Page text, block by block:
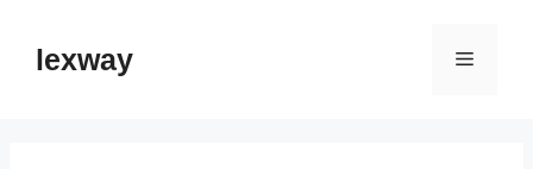
obsahlexway Menu